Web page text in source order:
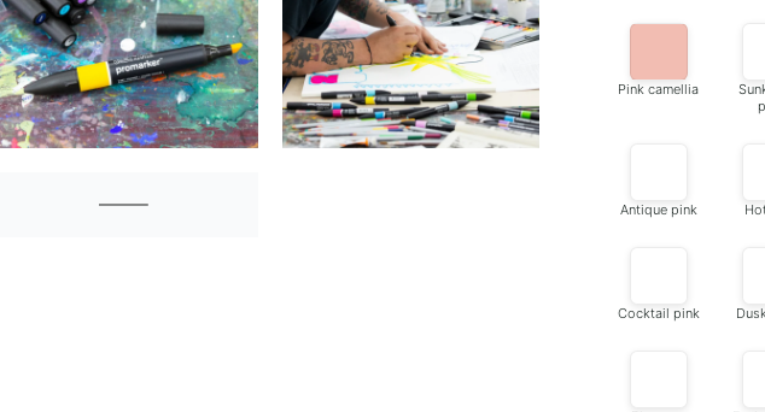
Pink camellia
Antique pink
Cocktail pink